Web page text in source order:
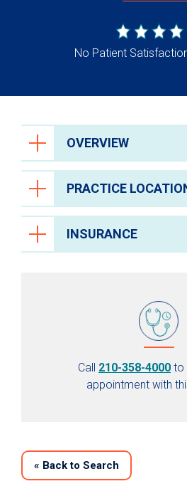
No Patient
OVERVIEW
PRACTICE
INSURANCE
Call 210-358-4000 to
appointment with
« Back to Search